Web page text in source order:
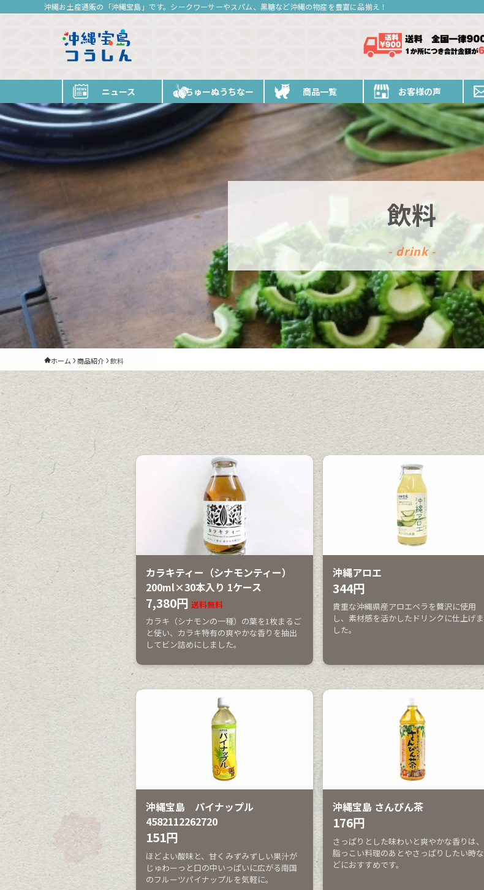
沖縄お土産通販の「沖縄宝島」です。シークワーサーやスパム、黒糖など沖縄の物産を豊富に品揃え！
ニュース ちゅーぬうちなー 商品一覧 お客様の声
飲料
- drink -
ホーム 商品紹介 飲料
カラキティー（シナモンティー）
200ml×30本入り 1ケース
7,380円 送料無料
カラキ（シナモンの一種）の葉を1枚まるご
と使い、カラキ特有の爽やかな香りを抽出
してビン詰めにしました。
沖縄アロエ
344円
貴重な沖縄県産アロエベラを贅沢に使用
し、素材感を活かしたドリンクに仕上げま
した。
沖縄宝島 パイナップル
4582112262720
151円
ほどよい酸味と、甘くみずみずしい果汁が
じゅわーっと口の中いっぱいに広がる南国
のフルーツパイナップルを気軽に。
沖縄宝島 さんぴん茶
176円
さっぱりとした味わいと爽やかな香りは、
脂っこい料理のあとやさっぱりしたい時な
どにおすすめです。